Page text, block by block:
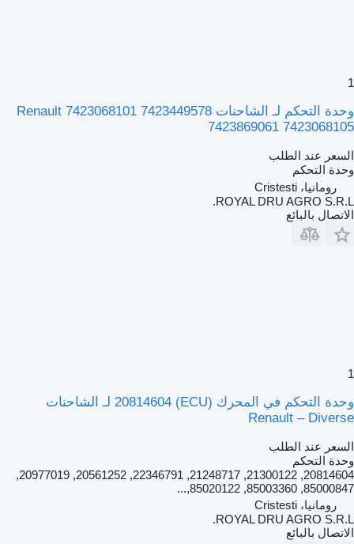
1
وحدة التحكم لـ الشاحنات Renault 7423068101 7423449578
7423869061 7423068105
السعر عند الطلب
وحدة التحكم
رومانيا، Cristesti
ROYAL DRU AGRO S.R.L.
الاتصال بالبائع
1
وحدة التحكم في المحرك (ECU) 20814604 لـ الشاحنات
Renault – Diverse
السعر عند الطلب
وحدة التحكم
20814604, 21300122, 21248717, 22346791, 20561252, 20977019,
85000847, 85003360, 85020122,...
رومانيا، Cristesti
ROYAL DRU AGRO S.R.L.
الاتصال بالبائع